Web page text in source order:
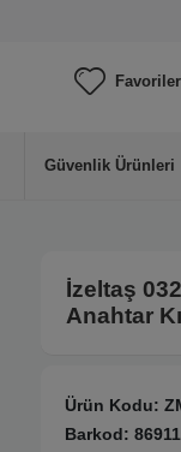
Güvenlik Ürünleri
İzeltaş
Anahtar
Ürün Kodu:
Barkod: